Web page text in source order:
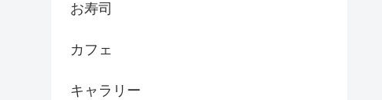
お寿司
カフェ
キャラリー